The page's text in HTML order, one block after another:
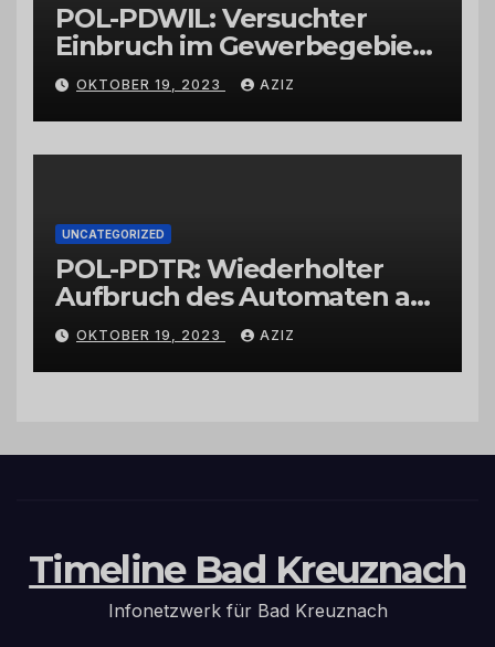
POL-PDWIL: Versuchter
Einbruch im Gewerbegebiet
Wittlich
OKTOBER 19, 2023 AZIZ
UNCATEGORIZED
POL-PDTR: Wiederholter
Aufbruch des Automaten am
Wohnmobilstellplatz in
Hermeskeil am Labachweg
OKTOBER 19, 2023 AZIZ
Timeline Bad Kreuznach
Infonetzwerk für Bad Kreuznach